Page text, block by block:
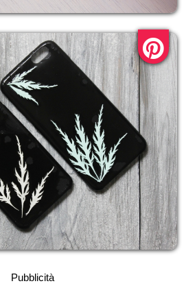
Pubblicità